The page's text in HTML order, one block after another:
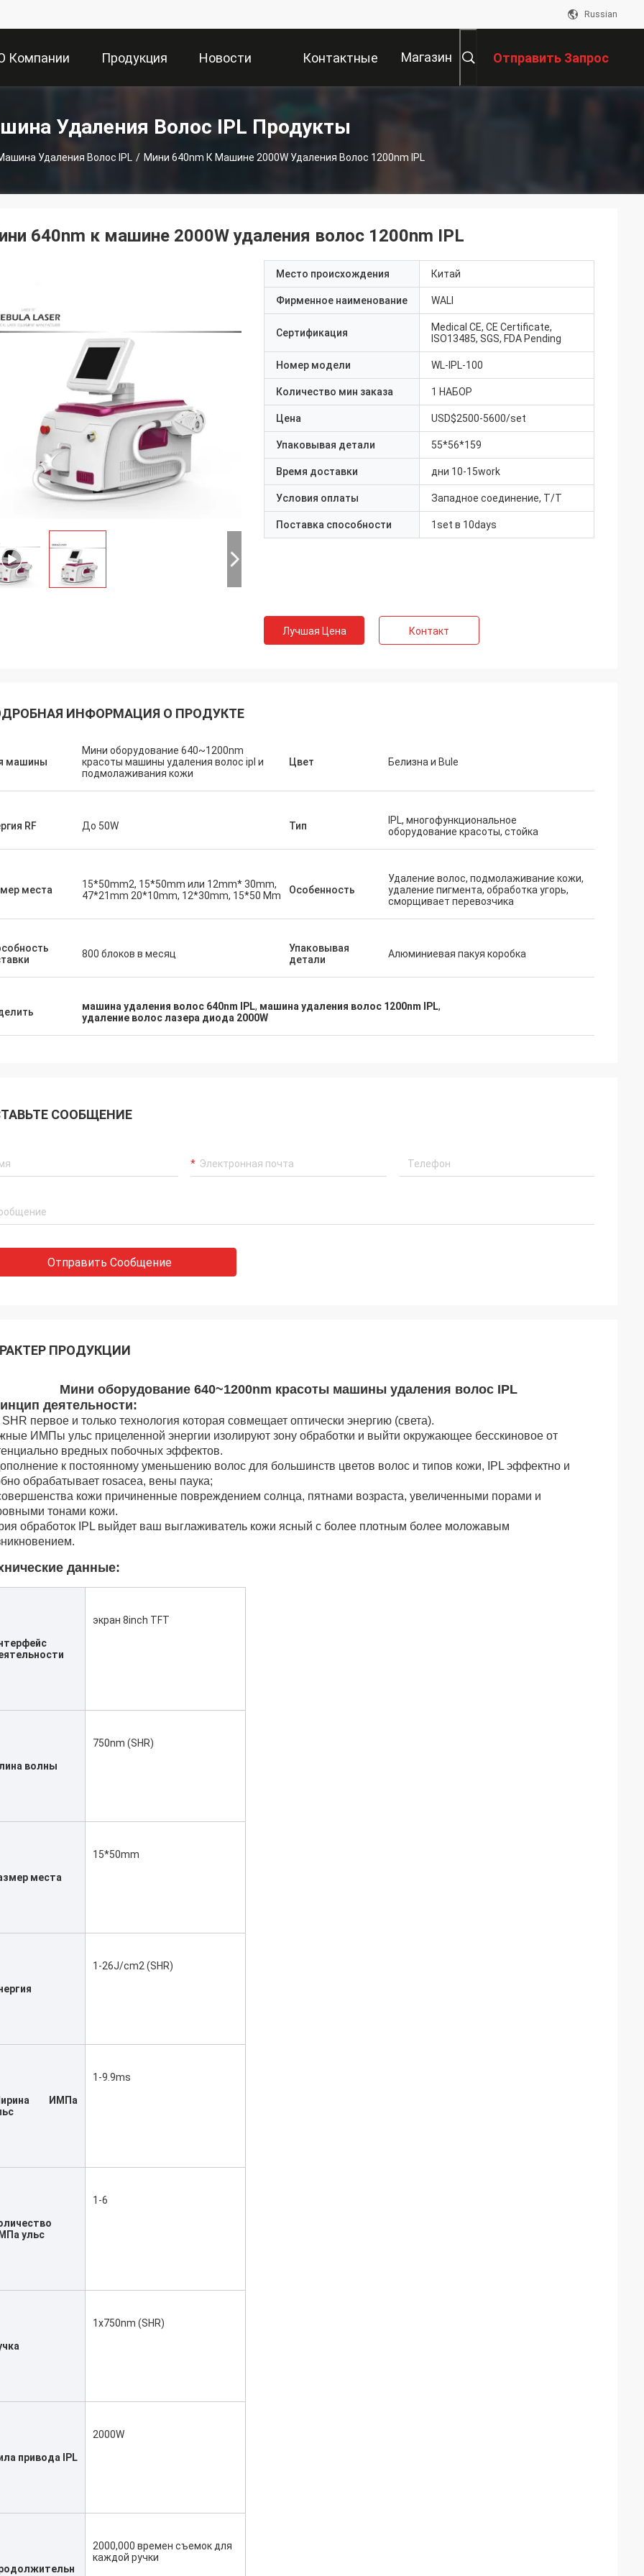
Russian
Компании Продукция Новости Контактные Магазин Отправить Запрос
Удаления Волос IPL Продукты
Удаления Волос IPL / Мини 640nm К Машине 2000W Удаления Волос 1200nm IPL
640nm к машине 2000W удаления волос 1200nm IPL
Место происхождения Китай
Фирменное наименование WALI
Сертификация
Medical CE, CE Certificate,
ISO13485, SGS, FDA Pending
Номер модели WL-IPL-100
Количество мин заказа 1 НАБОР
Цена USD$2500-5600/set
Упаковывая детали 55*56*159
Время доставки дни 10-15work
Условия оплаты Западное соединение, T/T
Поставка способности 1set в 10days
Лучшая Цена Контакт
ИНФОРМАЦИЯ О ПРОДУКТЕ
машины
Мини оборудование 640~1200nm
красоты машины удаления волос ipl и
подмолаживания кожи
Цвет Белизна и Bule
RF До 50W Тип
IPL, многофункциональное
оборудование красоты, стойка
места
15*50mm2, 15*50mm или 12mm* 30mm,
47*21mm 20*10mm, 12*30mm, 15*50 Mm
Особенность
Удаление волос, подмолаживание кожи,
удаление пигмента, обработка угорь,
сморщивает перевозчика
800 блоков в месяц
Упаковывая
детали
Алюминиевая пакуя коробка
машина удаления волос 640nm IPL, машина удаления волос 1200nm IPL,
удаление волос лазера диода 2000W
СООБЩЕНИЕ
Отправить Сообщение
ПРОДУКЦИИ
Мини оборудование 640~1200nm красоты машины удаления волос IPL
деятельности:
SHR первое и только технология которая совмещает оптически энергию (света).
ИМПы ульс прицеленной энергии изолируют зону обработки и выйти окружающее бесскиновое от
вредных побочных эффектов.
к постоянному уменьшению волос для большинств цветов волос и типов кожи, IPL эффектно и
обрабатывает rosacea, вены паука;
кожи причиненные повреждением солнца, пятнами возраста, увеличенными порами и
тонами кожи.
обработок IPL выйдет ваш выглаживатель кожи ясный с более плотным более моложавым
данные:
экран 8inch TFT
волны
750nm (SHR)
места
15*50mm
1-26J/cm2 (SHR)
ИМПа
1-9.9ms
ульс
1-6
1x750nm (SHR)
привода IPL
2000W
2000,000 времен съемок для
каждой ручки